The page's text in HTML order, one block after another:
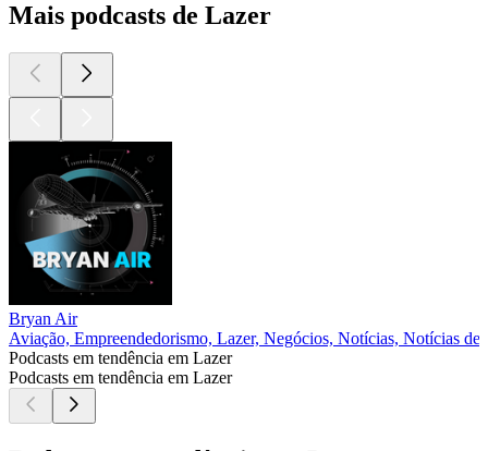
Mais podcasts de Lazer
Bryan Air
Aviação, Empreendedorismo, Lazer, Negócios, Notícias, Notícias de
Podcasts em tendência em Lazer
Podcasts em tendência em Lazer